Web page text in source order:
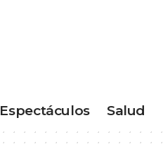
Espectáculos Salud